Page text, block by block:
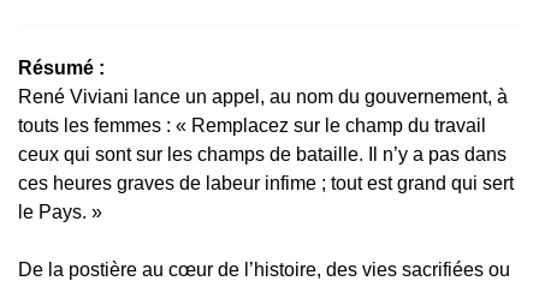
Résumé :
René Viviani lance un appel, au nom du gouvernement, à
touts les femmes : « Remplacez sur le champ du travail
ceux qui sont sur les champs de bataille. Il n’y a pas dans
ces heures graves de labeur infime ; tout est grand qui sert
le Pays. »
De la postière au cœur de l’histoire, des vies sacrifiées ou